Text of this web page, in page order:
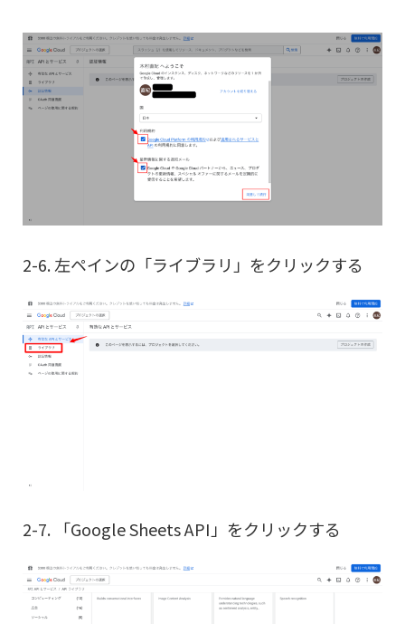
2-6. 左ペインの「ライブラリ」をクリックする
2-7. 「Google Sheets API」をクリックする